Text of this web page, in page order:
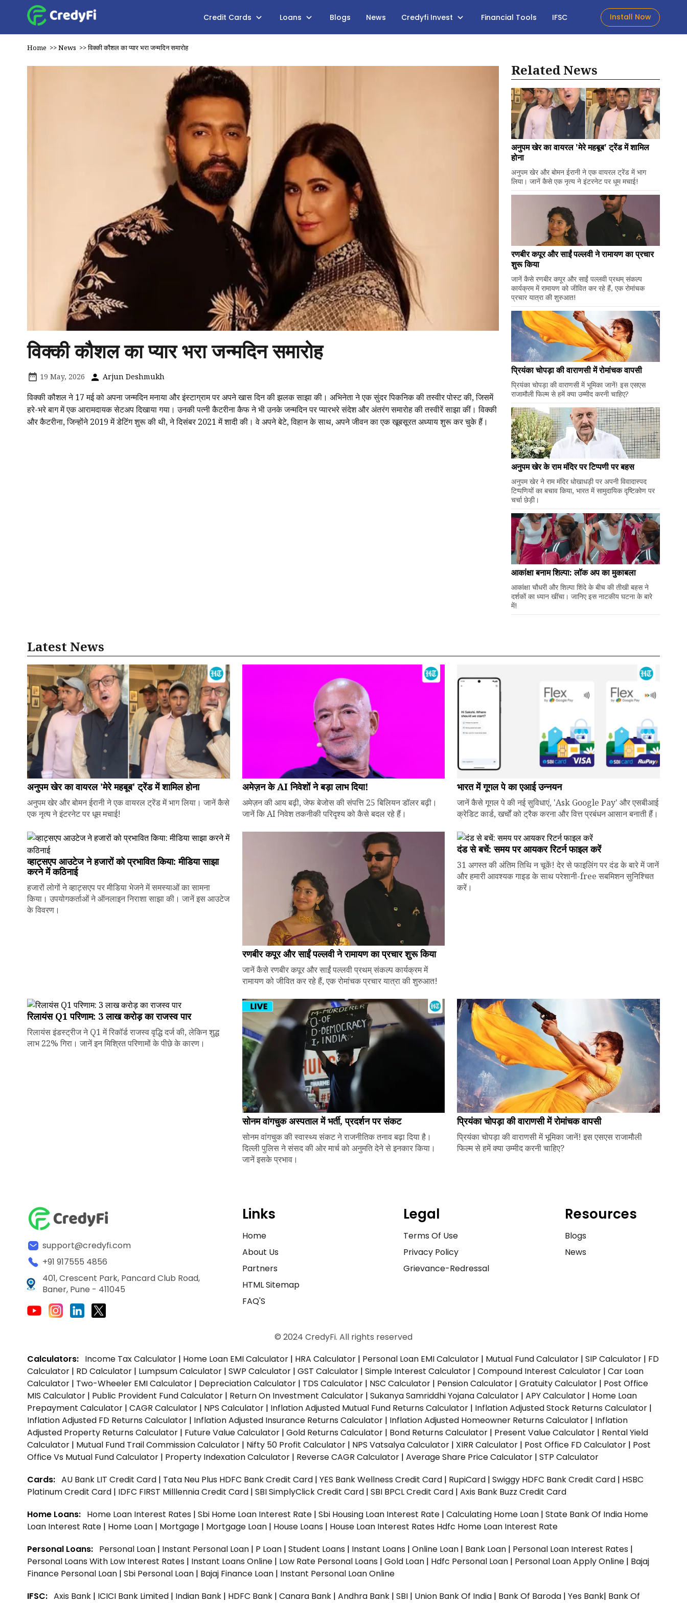
Credit Cards Loans Blogs News Credyfi Invest Financial Tools IFSC Install Now
Home >>News >>विक्की कौशल का प्यार भरा जन्मदिन समारोह
विक्की कौशल का प्यार भरा जन्मदिन समारोह
19 May, 2026 Arjun Deshmukh
विक्की कौशल ने 17 मई को अपना जन्मदिन मनाया और इंस्टाग्राम पर अपने खास दिन की झलक साझा की। अभिनेता ने एक सुंदर पिकनिक की तस्वीर पोस्ट की, जिसमें
हरे-भरे बाग में एक आरामदायक सेटअप दिखाया गया। उनकी पत्नी कैटरीना कैफ ने भी उनके जन्मदिन पर प्यारभरे संदेश और अंतरंग समारोह की तस्वीरें साझा कीं। विक्की
और कैटरीना, जिन्होंने 2019 में डेटिंग शुरू की थी, ने दिसंबर 2021 में शादी की। वे अपने बेटे, विहान के साथ, अपने जीवन का एक खूबसूरत अध्याय शुरू कर चुके हैं।
Related News
अनुपम खेर का वायरल 'मेरे महबूब' ट्रेंड में शामिल
होना
अनुपम खेर और बोमन ईरानी ने एक वायरल ट्रेंड में भाग
लिया। जानें कैसे एक नृत्य ने इंटरनेट पर धूम मचाई!
रणबीर कपूर और साईं पल्लवी ने रामायण का प्रचार
शुरू किया
जानें कैसे रणबीर कपूर और साईं पल्लवी प्रथम् संकल्प
कार्यक्रम में रामायण को जीवित कर रहे हैं, एक रोमांचक
प्रचार यात्रा की शुरुआत!
प्रियंका चोपड़ा की वाराणसी में रोमांचक वापसी
प्रियंका चोपड़ा की वाराणसी में भूमिका जानें! इस एसएस
राजामौली फिल्म से हमें क्या उम्मीद करनी चाहिए?
अनुपम खेर के राम मंदिर पर टिप्पणी पर बहस
अनुपम खेर ने राम मंदिर धोखाधड़ी पर अपनी विवादास्पद
टिप्पणियों का बचाव किया, भारत में सामुदायिक दृष्टिकोण पर
चर्चा छेड़ी।
आकांक्षा बनाम शिल्पा: लॉक अप का मुकाबला
आकांक्षा चौधरी और शिल्पा शिंदे के बीच की तीखी बहस ने
दर्शकों का ध्यान खींचा। जानिए इस नाटकीय घटना के बारे
में!
Latest News
अनुपम खेर का वायरल 'मेरे महबूब' ट्रेंड में शामिल होना
अनुपम खेर और बोमन ईरानी ने एक वायरल ट्रेंड में भाग लिया। जानें कैसे
एक नृत्य ने इंटरनेट पर धूम मचाई!
अमेज़न के AI निवेशों ने बड़ा लाभ दिया!
अमेज़न की आय बढ़ी, जेफ बेजोस की संपत्ति 25 बिलियन डॉलर बढ़ी।
जानें कि AI निवेश तकनीकी परिदृश्य को कैसे बदल रहे हैं।
भारत में गूगल पे का एआई उन्नयन
जानें कैसे गूगल पे की नई सुविधाएं, 'Ask Google Pay' और एसबीआई
क्रेडिट कार्ड, खर्चों को ट्रैक करना और वित्त प्रबंधन आसान बनाती हैं।
व्हाट्सएप आउटेज ने हजारों को प्रभावित किया: मीडिया साझा
करने में कठिनाई
हजारों लोगों ने व्हाट्सएप पर मीडिया भेजने में समस्याओं का सामना
किया। उपयोगकर्ताओं ने ऑनलाइन निराशा साझा की। जानें इस आउटेज
के विवरण।
रणबीर कपूर और साईं पल्लवी ने रामायण का प्रचार शुरू किया
जानें कैसे रणबीर कपूर और साईं पल्लवी प्रथम् संकल्प कार्यक्रम में
रामायण को जीवित कर रहे हैं, एक रोमांचक प्रचार यात्रा की शुरुआत!
दंड से बचें: समय पर आयकर रिटर्न फाइल करें
31 अगस्त की अंतिम तिथि न चूकें! देर से फाइलिंग पर दंड के बारे में जानें
और हमारी आवश्यक गाइड के साथ परेशानी-free सबमिशन सुनिश्चित
करें।
रिलायंस Q1 परिणाम: ₹3 लाख करोड़ का राजस्व पार
रिलायंस इंडस्ट्रीज ने Q1 में रिकॉर्ड राजस्व वृद्धि दर्ज की, लेकिन शुद्ध
लाभ 22% गिरा। जानें इन मिश्रित परिणामों के पीछे के कारण।
सोनम वांगचुक अस्पताल में भर्ती, प्रदर्शन पर संकट
सोनम वांगचुक की स्वास्थ्य संकट ने राजनीतिक तनाव बढ़ा दिया है।
दिल्ली पुलिस ने संसद की ओर मार्च को अनुमति देने से इनकार किया।
जानें इसके प्रभाव।
प्रियंका चोपड़ा की वाराणसी में रोमांचक वापसी
प्रियंका चोपड़ा की वाराणसी में भूमिका जानें! इस एसएस राजामौली
फिल्म से हमें क्या उम्मीद करनी चाहिए?
support@credyfi.com
+91 917555 4856
401, Crescent Park, Pancard Club Road,
Baner, Pune - 411045
Links
Home
About Us
Partners
HTML Sitemap
FAQ'S
Legal
Terms Of Use
Privacy Policy
Grievance-Redressal
Resources
Blogs
News
© 2024 CredyFi. All rights reserved
Calculators: Income Tax Calculator | Home Loan EMI Calculator | HRA Calculator | Personal Loan EMI Calculator | Mutual Fund Calculator | SIP Calculator | FD
Calculator | RD Calculator | Lumpsum Calculator | SWP Calculator | GST Calculator | Simple Interest Calculator | Compound Interest Calculator | Car Loan
Calculator | Two-Wheeler EMI Calculator | Depreciation Calculator | TDS Calculator | NSC Calculator | Pension Calculator | Gratuity Calculator | Post Office
MIS Calculator | Public Provident Fund Calculator | Return On Investment Calculator | Sukanya Samriddhi Yojana Calculator | APY Calculator | Home Loan
Prepayment Calculator | CAGR Calculator | NPS Calculator | Inflation Adjusted Mutual Fund Returns Calculator | Inflation Adjusted Stock Returns Calculator |
Inflation Adjusted FD Returns Calculator | Inflation Adjusted Insurance Returns Calculator | Inflation Adjusted Homeowner Returns Calculator | Inflation
Adjusted Property Returns Calculator | Future Value Calculator | Gold Returns Calculator | Bond Returns Calculator | Present Value Calculator | Rental Yield
Calculator | Mutual Fund Trail Commission Calculator | Nifty 50 Profit Calculator | NPS Vatsalya Calculator | XIRR Calculator | Post Office FD Calculator | Post
Office Vs Mutual Fund Calculator | Property Indexation Calculator | Reverse CAGR Calculator | Average Share Price Calculator | STP Calculator
Cards: AU Bank LIT Credit Card | Tata Neu Plus HDFC Bank Credit Card | YES Bank Wellness Credit Card | RupiCard | Swiggy HDFC Bank Credit Card | HSBC
Platinum Credit Card | IDFC FIRST Milllennia Credit Card | SBI SimplyClick Credit Card | SBI BPCL Credit Card | Axis Bank Buzz Credit Card
Home Loans: Home Loan Interest Rates | Sbi Home Loan Interest Rate | Sbi Housing Loan Interest Rate | Calculating Home Loan | State Bank Of India Home
Loan Interest Rate | Home Loan | Mortgage | Mortgage Loan | House Loans | House Loan Interest Rates Hdfc Home Loan Interest Rate
Personal Loans: Personal Loan | Instant Personal Loan | P Loan | Student Loans | Instant Loans | Online Loan | Bank Loan | Personal Loan Interest Rates |
Personal Loans With Low Interest Rates | Instant Loans Online | Low Rate Personal Loans | Gold Loan | Hdfc Personal Loan | Personal Loan Apply Online | Bajaj
Finance Personal Loan | Sbi Personal Loan | Bajaj Finance Loan | Instant Personal Loan Online
IFSC: Axis Bank | ICICI Bank Limited | Indian Bank | HDFC Bank | Canara Bank | Andhra Bank | SBI | Union Bank Of India | Bank Of Baroda | Yes Bank| Bank Of